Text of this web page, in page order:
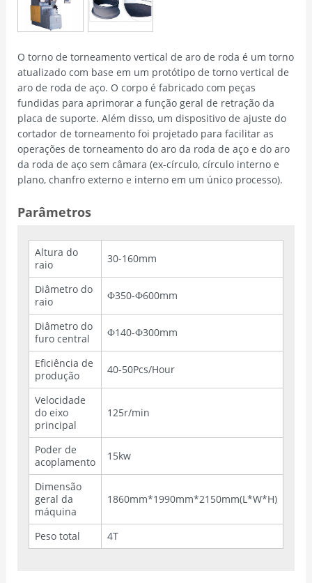
O torno de torneamento vertical de aro de roda é um torno
atualizado com base em um protótipo de torno vertical de
aro de roda de aço. O corpo é fabricado com peças
fundidas para aprimorar a função geral de retração da
placa de suporte. Além disso, um dispositivo de ajuste do
cortador de torneamento foi projetado para facilitar as
operações de torneamento do aro da roda de aço e do aro
da roda de aço sem câmara (ex-círculo, círculo interno e
plano, chanfro externo e interno em um único processo).
Parâmetros
Altura do
raio
30-160mm
Diâmetro do
raio
Ф350-Ф600mm
Diâmetro do
furo central
Ф140-Ф300mm
Eficiência de
produção
40-50Pcs/Hour
Velocidade
do eixo
principal
125r/min
Poder de
acoplamento
15kw
Dimensão
geral da
máquina
1860mm*1990mm*2150mm(L*W*H)
Peso total 4T